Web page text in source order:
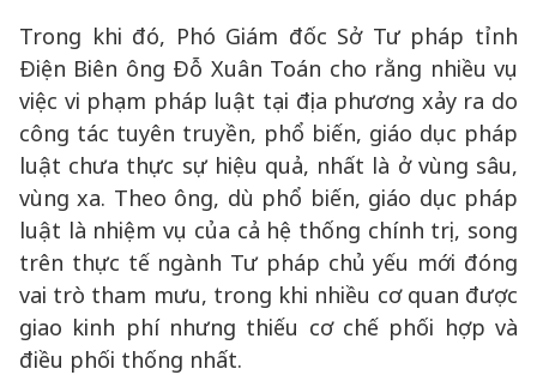
Trong khi đó, Phó Giám đốc Sở Tư pháp tỉnh
Điện Biên ông Đỗ Xuân Toán cho rằng nhiều vụ
việc vi phạm pháp luật tại địa phương xảy ra do
công tác tuyên truyền, phổ biến, giáo dục pháp
luật chưa thực sự hiệu quả, nhất là ở vùng sâu,
vùng xa. Theo ông, dù phổ biến, giáo dục pháp
luật là nhiệm vụ của cả hệ thống chính trị, song
trên thực tế ngành Tư pháp chủ yếu mới đóng
vai trò tham mưu, trong khi nhiều cơ quan được
giao kinh phí nhưng thiếu cơ chế phối hợp và
điều phối thống nhất.